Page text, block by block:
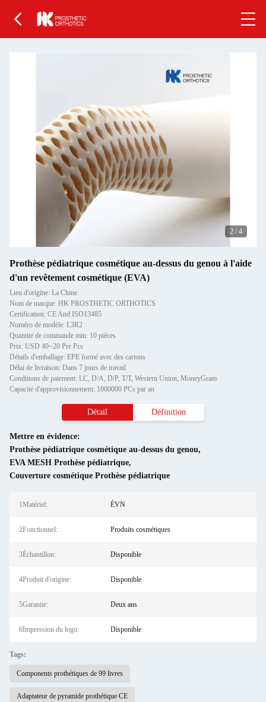
2 / 4
Prothèse pédiatrique cosmétique au-dessus du genou à l'aide
d'un revêtement cosmétique (EVA)
Lieu d'origine: La Chine
Nom de marque: HK PROSTHETIC ORTHOTICS
Certification: CE And ISO13485
Numéro de modèle: L3R2
Quantité de commande min: 10 pièces
Prix: USD 40~20 Per Pcs
Détails d'emballage: EPE formé avec des cartons
Délai de livraison: Dans 7 jours de travail
Conditions de paiement: LC, D/A, D/P, T/T, Western Union, MoneyGram
Capacité d'approvisionnement: 1000000 PCs par an
Détail Définition
Mettre en évidence:
Prothèse pédiatrique cosmétique au-dessus du genou,
EVA MESH Prothèse pédiatrique,
Couverture cosmétique Prothèse pédiatrique
1Matériel: ÉVN
2Fonctionnel: Produits cosmétiques
3Échantillon: Disponible
4Produit d'origine: Disponible
5Garantie: Deux ans
6Impression du logo: Disponible
Tags:
Components prothétiques de 99 livres
Adaptateur de pyramide prothétique CE